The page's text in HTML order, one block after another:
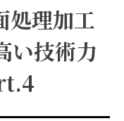
処理加工
い技術力